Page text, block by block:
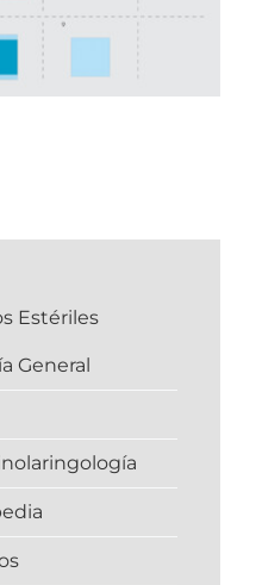
Estériles
General